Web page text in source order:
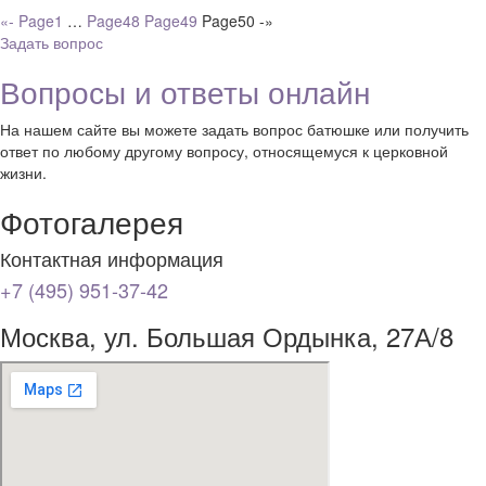
«- Page1 … Page48 Page49 Page50 -»
Задать вопрос
Вопросы и ответы онлайн
На нашем сайте вы можете задать вопрос батюшке или получить
ответ по любому другому вопросу, относящемуся к церковной
жизни.
Фотогалерея
Контактная информация
+7 (495) 951-37-42
Москва, ул. Большая Ордынка, 27А/8